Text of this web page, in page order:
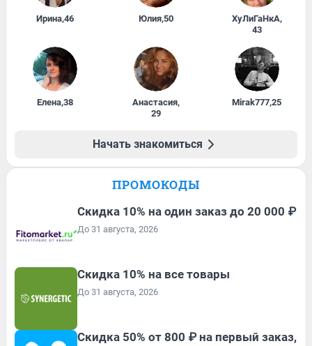
Ирина,46 Юлия,50 ХуЛиГаНкА,
43
Елена,38 Анастасия,
29
Mirak777,25
Начать знакомиться
ПРОМОКОДЫ
Скидка 10% на один заказ до 20 000 ₽
До 31 августа, 2026
Скидка 10% на все товары
До 31 августа, 2026
Скидка 50% от 800 ₽ на первый заказ,